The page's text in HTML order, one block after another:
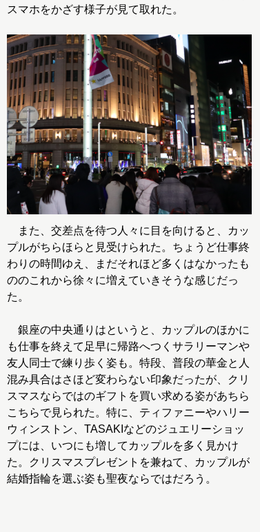
スマホをかざす様子が見て取れた。
また、交差点を待つ人々に目を向けると、カッ
プルがちらほらと見受けられた。ちょうど仕事終
わりの時間ゆえ、まだそれほど多くはなかったも
ののこれから徐々に増えていきそうな感じだっ
た。
銀座の中央通りはというと、カップルのほかに
も仕事を終えて足早に帰路へつくサラリーマンや
友人同士で練り歩く姿も。特段、普段の華金と人
混み具合はさほど変わらない印象だったが、クリ
スマスならではのギフトを買い求める姿があちら
こちらで見られた。特に、ティファニーやハリー
ウィンストン、TASAKIなどのジュエリーショッ
プには、いつにも増してカップルを多く見かけ
た。クリスマスプレゼントを兼ねて、カップルが
結婚指輪を選ぶ姿も聖夜ならではだろう。